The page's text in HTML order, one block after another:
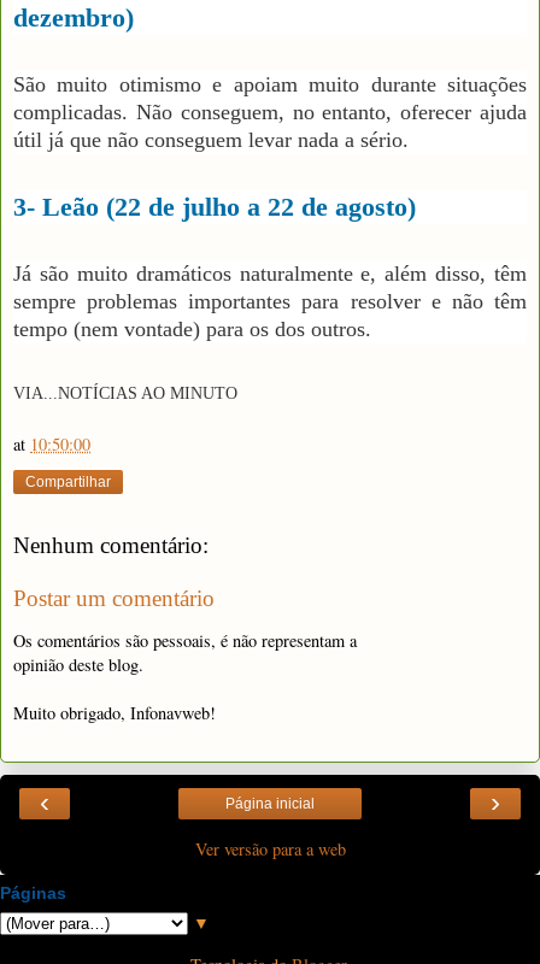
dezembro)
São muito otimismo e apoiam muito durante situações
complicadas. Não conseguem, no entanto, oferecer ajuda
útil já que não conseguem levar nada a sério.
3- Leão (22 de julho a 22 de agosto)
Já são muito dramáticos naturalmente e, além disso, têm
sempre problemas importantes para resolver e não têm
tempo (nem vontade) para os dos outros.
VIA ...NOTÍCIAS AO MINUTO
at 10:50:00
Compartilhar
Nenhum comentário:
Postar um comentário
Os comentários são pessoais, é não representam a
opinião deste blog.
Muito obrigado, Infonavweb!
‹ ›
Página inicial
Ver versão para a web
Páginas
▼